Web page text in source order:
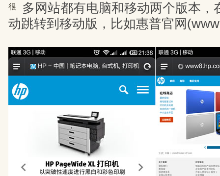
很
多网站都有电脑和移动两个版本，
动跳转到移动版，比如惠普官网